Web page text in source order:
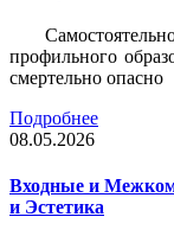
профильного
смертельно опасно
Подробнее
08.05.2026
Входные и
и Эстетика